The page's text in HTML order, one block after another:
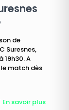
de
Suresnes,
19h30. A
match dès
En savoir plus